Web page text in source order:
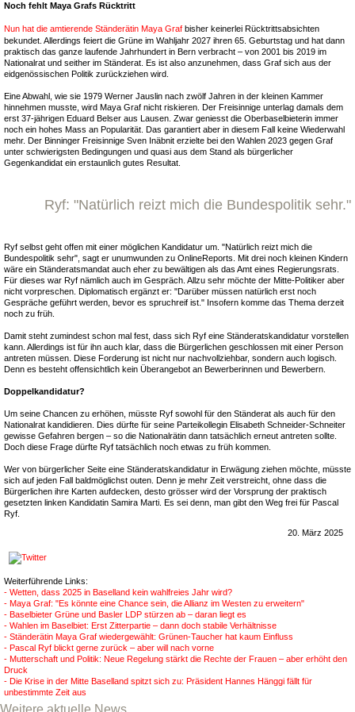
Noch fehlt Maya Grafs Rücktritt
Nun hat die amtierende Ständerätin Maya Graf bisher keinerlei Rücktrittsabsichten
bekundet. Allerdings feiert die Grüne im Wahljahr 2027 ihren 65. Geburtstag und hat dann
praktisch das ganze laufende Jahrhundert in Bern verbracht – von 2001 bis 2019 im
Nationalrat und seither im Ständerat. Es ist also anzunehmen, dass Graf sich aus der
eidgenössischen Politik zurückziehen wird.
Eine Abwahl, wie sie 1979 Werner Jauslin nach zwölf Jahren in der kleinen Kammer
hinnehmen musste, wird Maya Graf nicht riskieren. Der Freisinnige unterlag damals dem
erst 37-jährigen Eduard Belser aus Lausen. Zwar geniesst die Oberbaselbieterin immer
noch ein hohes Mass an Popularität. Das garantiert aber in diesem Fall keine Wiederwahl
mehr. Der Binninger Freisinnige Sven Inäbnit erzielte bei den Wahlen 2023 gegen Graf
unter schwierigsten Bedingungen und quasi aus dem Stand als bürgerlicher
Gegenkandidat ein erstaunlich gutes Resultat.
Ryf: "Natürlich reizt mich die Bundespolitik sehr."
Ryf selbst geht offen mit einer möglichen Kandidatur um. "Natürlich reizt mich die
Bundespolitik sehr", sagt er unumwunden zu OnlineReports. Mit drei noch kleinen Kindern
wäre ein Ständeratsmandat auch eher zu bewältigen als das Amt eines Regierungsrats.
Für dieses war Ryf nämlich auch im Gespräch. Allzu sehr möchte der Mitte-Politiker aber
nicht vorpreschen. Diplomatisch ergänzt er: "Darüber müssen natürlich erst noch
Gespräche geführt werden, bevor es spruchreif ist." Insofern komme das Thema derzeit
noch zu früh.
Damit steht zumindest schon mal fest, dass sich Ryf eine Ständeratskandidatur vorstellen
kann. Allerdings ist für ihn auch klar, dass die Bürgerlichen geschlossen mit einer Person
antreten müssen. Diese Forderung ist nicht nur nachvollziehbar, sondern auch logisch.
Denn es besteht offensichtlich kein Überangebot an Bewerberinnen und Bewerbern.
Doppelkandidatur?
Um seine Chancen zu erhöhen, müsste Ryf sowohl für den Ständerat als auch für den
Nationalrat kandidieren. Dies dürfte für seine Parteikollegin Elisabeth Schneider-Schneiter
gewisse Gefahren bergen – so die Nationalrätin dann tatsächlich erneut antreten sollte.
Doch diese Frage dürfte Ryf tatsächlich noch etwas zu früh kommen.
Wer von bürgerlicher Seite eine Ständeratskandidatur in Erwägung ziehen möchte, müsste
sich auf jeden Fall baldmöglichst outen. Denn je mehr Zeit verstreicht, ohne dass die
Bürgerlichen ihre Karten aufdecken, desto grösser wird der Vorsprung der praktisch
gesetzten linken Kandidatin Samira Marti. Es sei denn, man gibt den Weg frei für Pascal
Ryf.
20. März 2025
Weiterführende Links:
- Wetten, dass 2025 in Baselland kein wahlfreies Jahr wird?
- Maya Graf: "Es könnte eine Chance sein, die Allianz im Westen zu erweitern"
- Baselbieter Grüne und Basler LDP stürzen ab – daran liegt es
- Wahlen im Baselbiet: Erst Zitterpartie – dann doch stabile Verhältnisse
- Ständerätin Maya Graf wiedergewählt: Grünen-Taucher hat kaum Einfluss
- Pascal Ryf blickt gerne zurück – aber will nach vorne
- Mutterschaft und Politik: Neue Regelung stärkt die Rechte der Frauen – aber erhöht den
Druck
- Die Krise in der Mitte Baselland spitzt sich zu: Präsident Hannes Hänggi fällt für
unbestimmte Zeit aus
Weitere aktuelle News